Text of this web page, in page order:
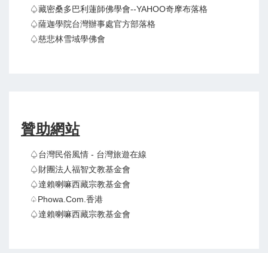
♤藏密桑多巴利蓮師佛學會--YAHOO奇摩布落格
♤薩迦學院台灣辦事處官方部落格
♤慈悲林雪域學佛會
贊助網站
♤台灣民俗風情 - 台灣旅遊在線
♤財團法人福智文教基金會
♤達賴喇嘛西藏宗教基金會
♤Phowa.com.香港
♤達賴喇嘛西藏宗教基金會